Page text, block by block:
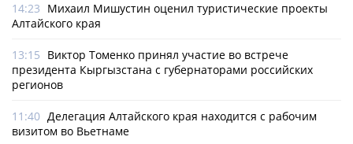
14:23 Михаил Мишустин оценил туристические проекты
Алтайского края
13:15 Виктор Томенко принял участие во встрече
президента Кыргызстана с губернаторами российских
регионов
11:40 Делегация Алтайского края находится с рабочим
визитом во Вьетнаме